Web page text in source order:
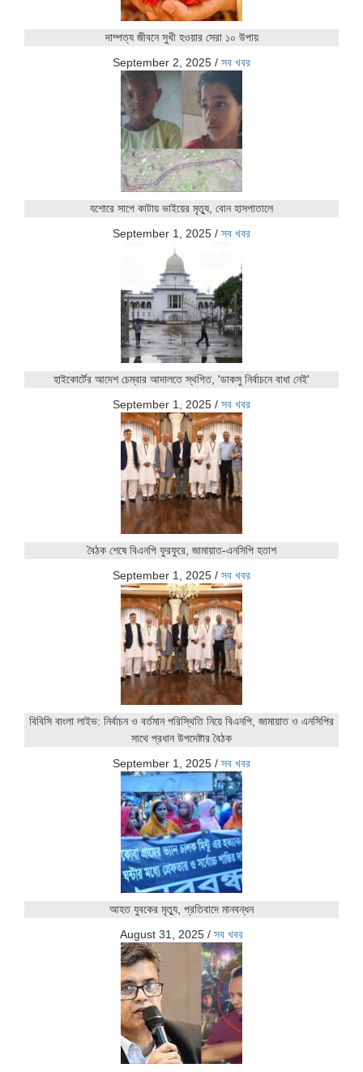
দাম্পত্য জীবনে সুখী হওয়ার সেরা ১০ উপায়
September 2, 2025 / সব খবর
যশোরে সাপে কাটায় ভাইয়ের মৃত্যু, বোন হাসপাতালে
September 1, 2025 / সব খবর
হাইকোর্টের আদেশ চেম্বার আদালতে স্থগিত, 'ডাকসু নির্বাচনে বাধা নেই'
September 1, 2025 / সব খবর
বৈঠক শেষে বিএনপি ফুরফুরে, জামায়াত-এনসিপি হতাশ
September 1, 2025 / সব খবর
বিবিসি বাংলা লাইভ: নির্বাচন ও বর্তমান পরিস্থিতি নিয়ে বিএনপি, জামায়াত ও এনসিপির
সাথে প্রধান উপদেষ্টার বৈঠক
September 1, 2025 / সব খবর
আহত যুবকের মৃত্যু, প্রতিবাদে মানবন্ধন
August 31, 2025 / সব খবর